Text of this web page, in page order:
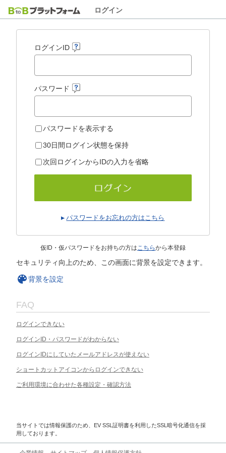
ログイン
ログインID
パスワード
パスワードを表示する
30日間ログイン状態を保持
次回ログインからIDの入力を省略
パスワードをお忘れの方はこちら
仮ID・仮パスワードをお持ちの方はこちらから本登録
セキュリティ向上のため、この画面に背景を設定できます。
背景を設定
FAQ
ログインできない
ログインID・パスワードがわからない
ログインIDにしていたメールアドレスが使えない
ショートカットアイコンからログインできない
ご利用環境に合わせた各種設定・確認方法
当サイトでは情報保護のため、EV SSL証明書を利用したSSL暗号化通信を採
用しております。